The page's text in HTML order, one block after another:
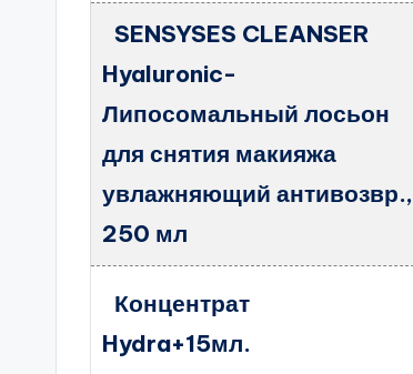
SENSYSES CLEANSER
Hyaluronic-
Липосомальный лосьон
для снятия макияжа
увлажняющий антивозвр.,
250 мл
Концентрат
Hydra+15мл.